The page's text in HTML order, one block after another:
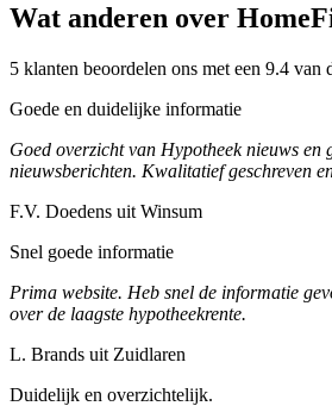
Wat anderen over
5 klanten beoordelen ons met een 9.4 van
Goede en duidelijke informatie
Goed overzicht van Hypotheek nieuws en
nieuwsberichten. Kwalitatief geschreven
F.V. Doedens uit Winsum
Snel goede informatie
Prima website. Heb snel de informatie
over de laagste hypotheekrente.
L. Brands uit Zuidlaren
Duidelijk en overzichtelijk.